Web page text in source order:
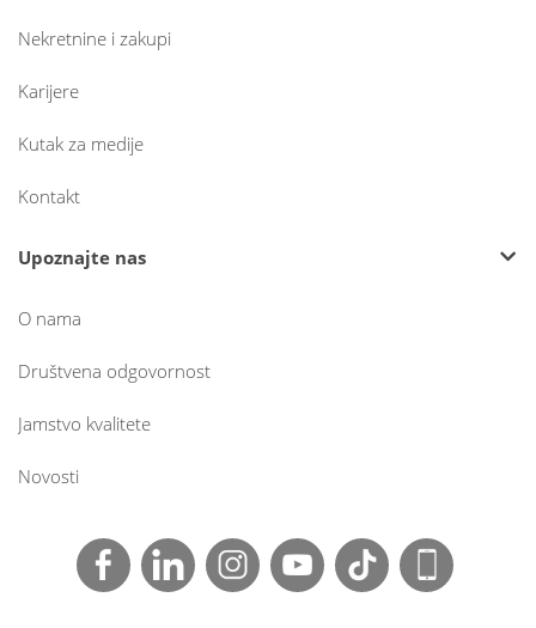
Nekretnine i zakupi
Karijere
Kutak za medije
Kontakt
Upoznajte nas
O nama
Društvena odgovornost
Jamstvo kvalitete
Novosti